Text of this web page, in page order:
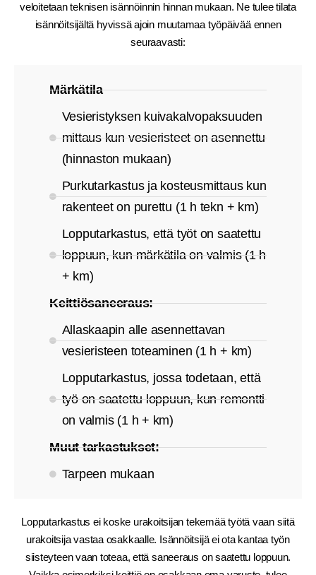
veloitetaan teknisen isännöinnin hinnan mukaan. Ne tulee tilata
isännöitsijältä hyvissä ajoin muutamaa työpäivää ennen
seuraavasti:
Märkätila
Vesieristyksen kuivakalvopaksuuden
mittaus kun vesieristeet on asennettu
(hinnaston mukaan)
Purkutarkastus ja kosteusmittaus kun
rakenteet on purettu (1 h tekn + km)
Lopputarkastus, että työt on saatettu
loppuun, kun märkätila on valmis (1 h
+ km)
Keittiösaneeraus:
Allaskaapin alle asennettavan
vesieristeen toteaminen (1 h + km)
Lopputarkastus, jossa todetaan, että
työ on saatettu loppuun, kun remontti
on valmis (1 h + km)
Muut tarkastukset:
Tarpeen mukaan
Lopputarkastus ei koske urakoitsijan tekemää työtä vaan siitä
urakoitsija vastaa osakkaalle. Isännöitsijä ei ota kantaa työn
siisteyteen vaan toteaa, että saneeraus on saatettu loppuun.